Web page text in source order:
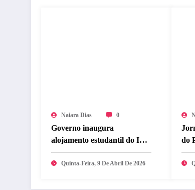
Naiara Dias 0
Governo inaugura
alojamento estudantil do ITA
Ceará
Quinta-Feira, 9 De Abril De 2026
do
e